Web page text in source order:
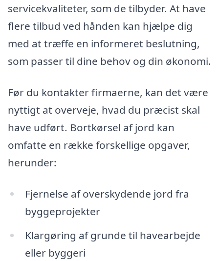
servicekvaliteter, som de tilbyder. At have
flere tilbud ved hånden kan hjælpe dig
med at træffe en informeret beslutning,
som passer til dine behov og din økonomi.
Før du kontakter firmaerne, kan det være
nyttigt at overveje, hvad du præcist skal
have udført. Bortkørsel af jord kan
omfatte en række forskellige opgaver,
herunder:
Fjernelse af overskydende jord fra
byggeprojekter
Klargøring af grunde til havearbejde
eller byggeri